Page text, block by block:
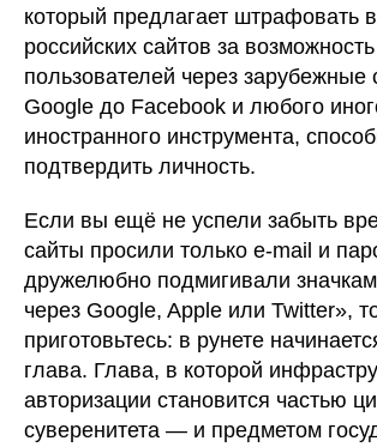
который предлагает штрафовать
российских сайтов за
пользователей через
Google до Facebook и любого
иностранного инструмента,
подтвердить личность.
Если вы ещё не успели забыть
сайты просили только e-mail и
дружелюбно подмигивали
через Google, Apple или Twitter»,
приготовьтесь: в рунете
глава. Глава, в которой
авторизации становится частью
суверенитета — и предметом